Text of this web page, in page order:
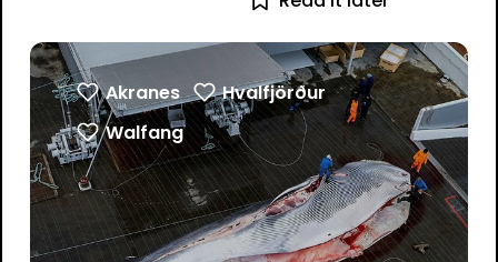
Akranes
Hvalfjörður
Walfang